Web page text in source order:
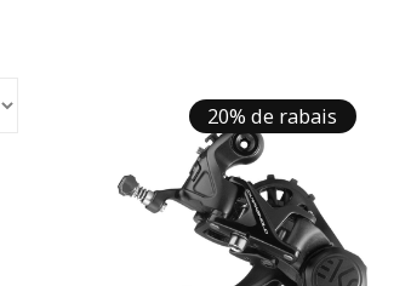
20% de rabais